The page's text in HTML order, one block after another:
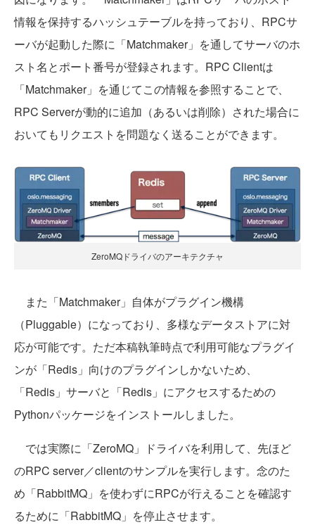
情報を保持するハッシュテーブルを持っており、RPCサ
ーバが起動した際に「Matchmaker」を通してサーバのホ
スト名とポート番号が登録されます。RPC Clientは
「Matchmaker」を通じてこの情報を参照することで、
RPC Serverが動的に追加（あるいは削除）された場合に
おいてもリクエストを問題なく送ることができます。
ZeroMQドライバのアーキテクチャ
また「Matchmaker」自体がプラグイン機構
（Pluggable）になっており、多様なデータストアに対
応が可能です。ただ本稿執筆時点で利用可能なプラグイ
ンが「Redis」向けのプラグインしかないため、
「Redis」サーバと「Redis」にアクセスするための
Pythonパッケージをインストールしました。
では実際に「ZeroMQ」ドライバを利用して、先ほど
のRPC server／clientのサンプルを実行します。念のた
め「RabbitMQ」を使わずにRPCが行えることを確認す
るために「RabbitMQ」を停止させます。